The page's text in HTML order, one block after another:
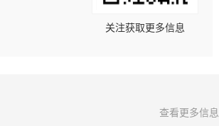
关注获取更多信息
查看更多信息